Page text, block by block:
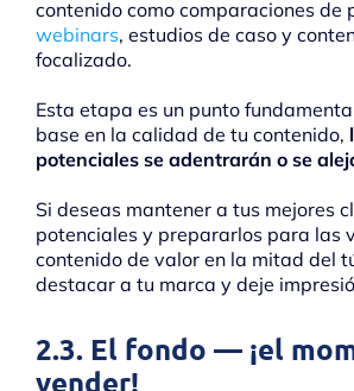
contenido como comparaciones de
webinars, estudios de caso y
focalizado.
Esta etapa es un punto
base en la calidad de tu contenido,
potenciales se adentrarán o se
Si deseas mantener a tus mejores
potenciales y prepararlos para las
contenido de valor en la mitad del
destacar a tu marca y deje
2.3. El fondo — ¡el
vender!